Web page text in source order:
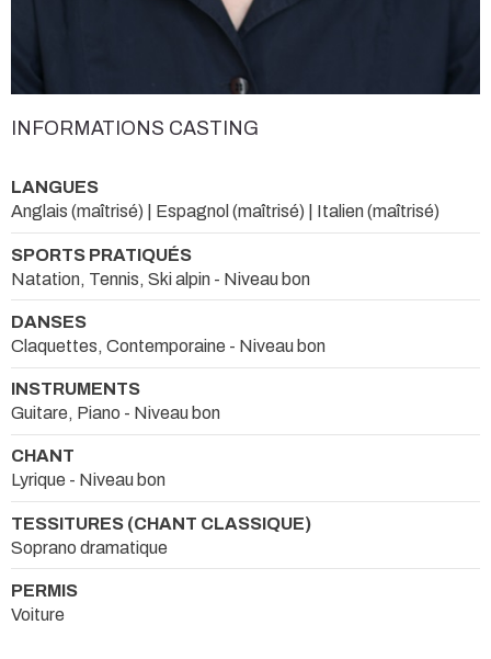
INFORMATIONS CASTING
LANGUES
Anglais (maîtrisé) | Espagnol (maîtrisé) | Italien (maîtrisé)
SPORTS PRATIQUÉS
Natation, Tennis, Ski alpin - Niveau bon
DANSES
Claquettes, Contemporaine - Niveau bon
INSTRUMENTS
Guitare, Piano - Niveau bon
CHANT
Lyrique - Niveau bon
TESSITURES (CHANT CLASSIQUE)
Soprano dramatique
PERMIS
Voiture